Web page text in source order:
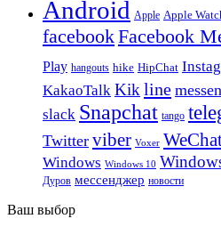
Android Apple Apple
facebookFacebook
Play hangouts hike HipChat
KakaoTalk Kik line
slack Snapchat tango
Twitter viber Voxer
Windows Windows 10
Дуров мессенджер новости
Ваш выбор